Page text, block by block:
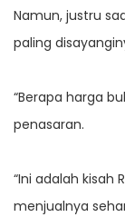
Namun, justru
paling
“Berapa harga
penasaran.
“Ini adalah kisah
menjualnya